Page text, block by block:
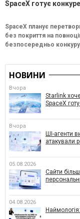
SpaceX готує
SpaceX планує
без покриття на
безпосередньо
НОВИНИ
Вчора
Starlink
SpaceX
Вчора
ШІ-агенти
атакували
05.08.2026
Сайти
04.08.2026